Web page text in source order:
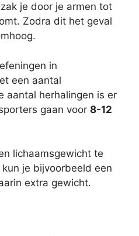
je door je armen tot
Zodra dit het geval
in
een aantal
aantal herhalingen is er
gaan voor 8-12
lichaamsgewicht te
je bijvoorbeeld een
extra gewicht.